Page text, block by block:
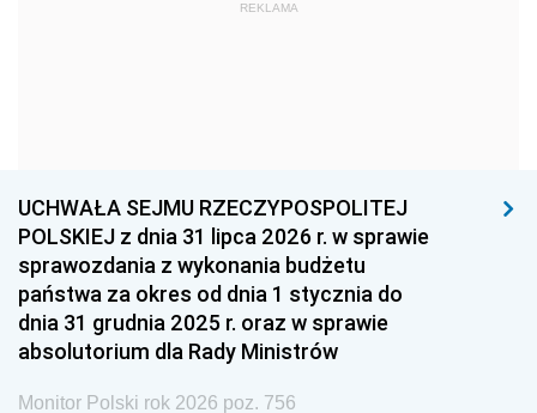
1959
1939 1938 1937
1936 1930
REKLAMA
UCHWAŁA SEJMU RZECZYPOSPOLITEJ
POLSKIEJ z dnia 31 lipca 2026 r. w sprawie
sprawozdania z wykonania budżetu
państwa za okres od dnia 1 stycznia do
dnia 31 grudnia 2025 r. oraz w sprawie
absolutorium dla Rady Ministrów
Monitor Polski rok 2026 poz. 756